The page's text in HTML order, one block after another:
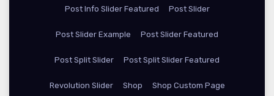
Post Info Slider Featured Post Slider
Post Slider Example Post Slider Featured
Post Split Slider Post Split Slider Featured
Revolution Slider Shop Shop Custom Page